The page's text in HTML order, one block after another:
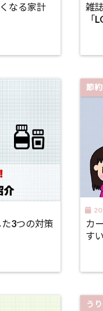
なる家計
雑
「
3つの対策
節
カ
す
う